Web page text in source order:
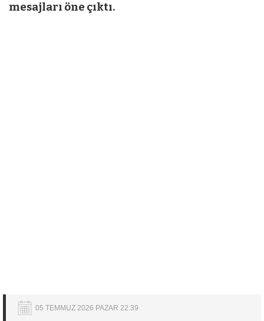
mesajları öne çıktı.
05 TEMMUZ 2026 PAZAR 22:39